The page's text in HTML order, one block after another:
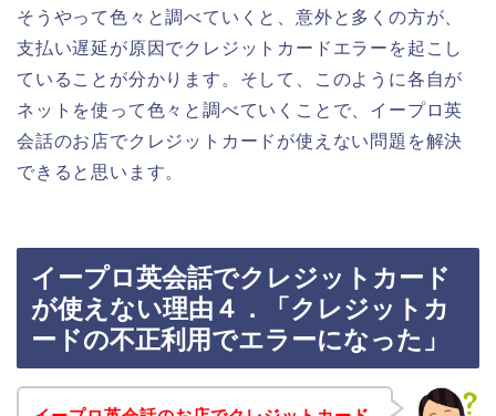
そうやって色々と調べていくと、意外と多くの方が、
支払い遅延が原因でクレジットカードエラーを起こし
ていることが分かります。そして、このように各自が
ネットを使って色々と調べていくことで、イープロ英
会話のお店でクレジットカードが使えない問題を解決
できると思います。
イープロ英会話でクレジットカード
が使えない理由４．「クレジットカ
ードの不正利用でエラーになった」